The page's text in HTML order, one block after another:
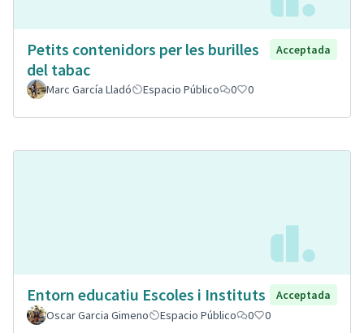
Petits contenidors per les burilles
del tabac
Acceptada
Marc García Lladó Espacio Público 0 0
Entorn educatiu Escoles i Instituts
Acceptada
Oscar Garcia Gimeno
Espacio Público 0 0